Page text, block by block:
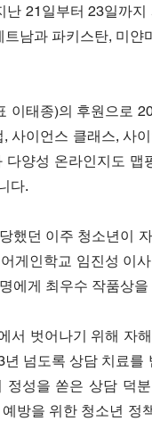
21일부터 23일까
남과 파키스탄, 미얀
이태종)의 후원으로
사이언스 클래스, 사
양성 온라인지도
다.
했던 이주 청소년이
게인학교 임진성 이
에게 최우수 작품상
서 벗어나기 위해 자
넘도록 상담 치료를
정성을 쏟은 상담 덕
방을 위한 청소년 정